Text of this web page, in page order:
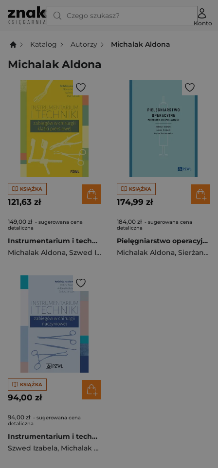
Czego szukasz?
Konto
Katalog Autorzy Michalak Aldona
Michalak Aldona
KSIĄŻKA
121,63 zł
149,00 zł - sugerowana cena
detaliczna
Instrumentarium i techniki zabiegów w chirurgii klatki piersiowej
Michalak Aldona, Szwed Izabela ,Błasiak Piotr
KSIĄŻKA
174,99 zł
184,00 zł - sugerowana cena
detaliczna
Pielęgniarstwo operacyjne. Podręcznik do specjaliz
Michalak Aldona, Sierżantowicz Regina
KSIĄŻKA
94,00 zł
94,00 zł - sugerowana cena
detaliczna
Instrumentarium i techniki zabiegów w chirurgii..
Szwed Izabela, Michalak Aldona